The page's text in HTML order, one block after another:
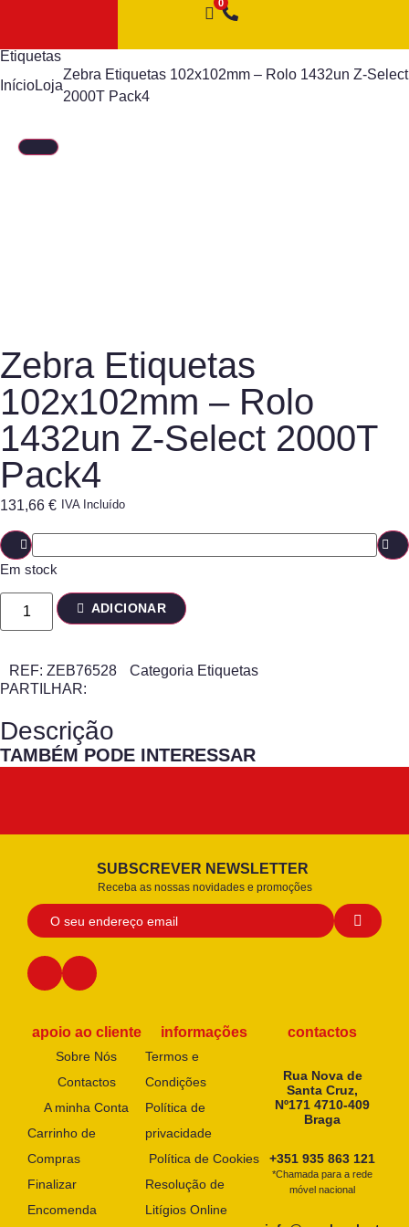
Etiquetas
InícioLoja
Zebra Etiquetas 102x102mm – Rolo 1432un Z-Select
2000T Pack4
Zebra Etiquetas
102x102mm – Rolo
1432un Z-Select 2000T
Pack4
131,66 € IVA Incluído
Em stock
ADICIONAR
REF: ZEB76528 Categoria Etiquetas
PARTILHAR:
Descrição
TAMBÉM PODE INTERESSAR
SUBSCREVER NEWSLETTER
Receba as nossas novidades e promoções
apoio ao cliente
Sobre Nós
Contactos
A minha Conta
Carrinho de
Compras
Finalizar
Encomenda
informações
Termos e
Condições
Política de
privacidade
Política de Cookies
Resolução de
Litígios Online
contactos
Rua Nova de
Santa Cruz,
Nº171 4710-409
Braga
+351 935 863 121
*Chamada para a rede
móvel nacional